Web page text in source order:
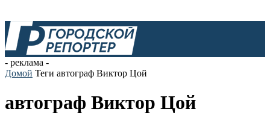
- реклама -
Домой Теги автограф Виктор Цой
автограф Виктор Цой